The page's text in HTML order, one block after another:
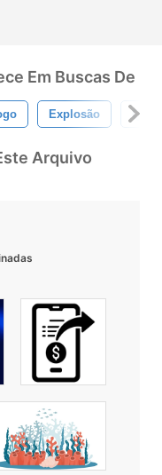
Em Buscas De
Explosão
Arquivo